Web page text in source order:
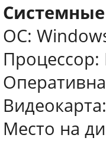
ОС:
Процессор:
Место на